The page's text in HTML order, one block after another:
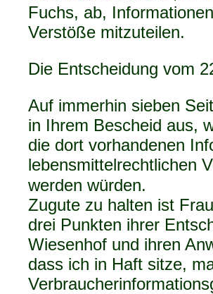
Fuchs, ab,
Verstöße mitzuteilen.
Die Entscheidung vom
Auf immerhin sieben
in Ihrem Bescheid aus,
die dort vorhandenen
lebensmittelrechtlichen
werden würden.
Zugute zu halten ist
drei Punkten ihrer
Wiesenhof und ihren
dass ich in Haft sitze,